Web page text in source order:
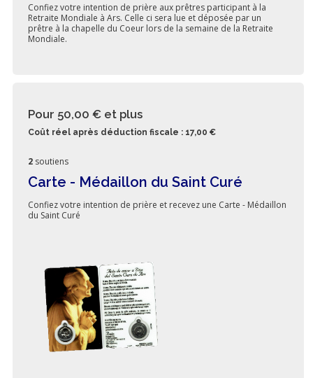
Confiez votre intention de prière aux prêtres participant à la
Retraite Mondiale à Ars. Celle ci sera lue et déposée par un
prêtre à la chapelle du Coeur lors de la semaine de la Retraite
Mondiale.
Pour 50,00 € et plus
Coût réel après déduction fiscale : 17,00 €
2 soutiens
Carte - Médaillon du Saint Curé
Confiez votre intention de prière et recevez une Carte - Médaillon
du Saint Curé